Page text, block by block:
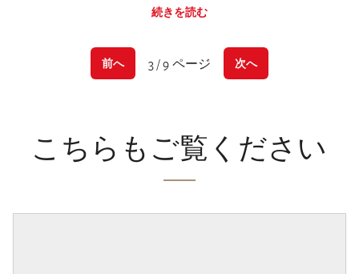
続きを読む
前へ 3 / 9 ページ 次へ
こちらもご覧ください